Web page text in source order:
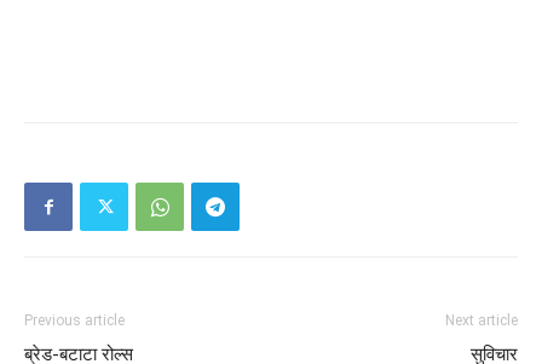
Previous article
ब्रेड-बटाटा रोल्स
Next article
सुविचार